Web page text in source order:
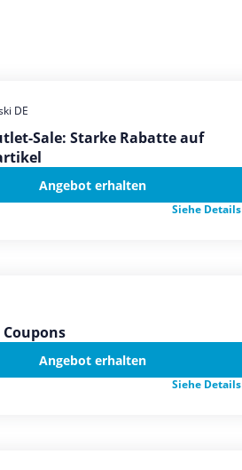
DE
Sale: Starke Rabatte auf
Angebot erhalten
Siehe Details
Angebot erhalten
Siehe Details